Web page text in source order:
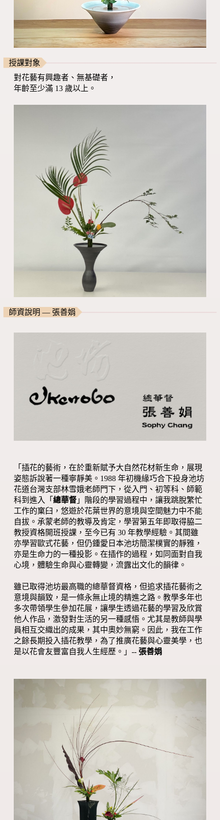
授課對象
對花藝有興趣者、無基礎者，
年齡至少滿 13 歲以上。
師資說明 — 張善娟
「插花的藝術，在於重新賦予大自然花材新生命，展現
姿態訴說著一種寧靜美。1988 年初機緣巧合下投身池坊
花道台灣支部林雪娥老師門下，從入門、初等科、師範
科到進入「總華督 」階段的學習過程中，讓我跳脫繁忙
工作的窠臼，悠遊於花葉世界的意境與空間魅力中不能
自拔。承蒙老師的教導及肯定，學習第五年即取得脇二
教授資格開班授課，至今已有 30 年教學經驗。其間雖
亦學習歐式花藝，但仍鍾愛日本池坊簡潔樸實的靜雅，
亦是生命力的一種投影。在插作的過程，如同面對自我
心境，體驗生命與心靈轉變，流露出文化的韻律。
雖已取得池坊最高職的總華督資格，但追求插花藝術之
意境與韻致，是一條永無止境的精進之路。教學多年也
多次帶領學生參加花展，讓學生透過花藝的學習及欣賞
他人作品，激發對生活的另一種感悟。尤其是教師與學
員相互交織出的成果，其中奧妙無窮。因此，我在工作
之餘長期投入插花教學，為了推廣花藝與心靈美學，也
是以花會友豐富自我人生經歷。」-- 張善娟